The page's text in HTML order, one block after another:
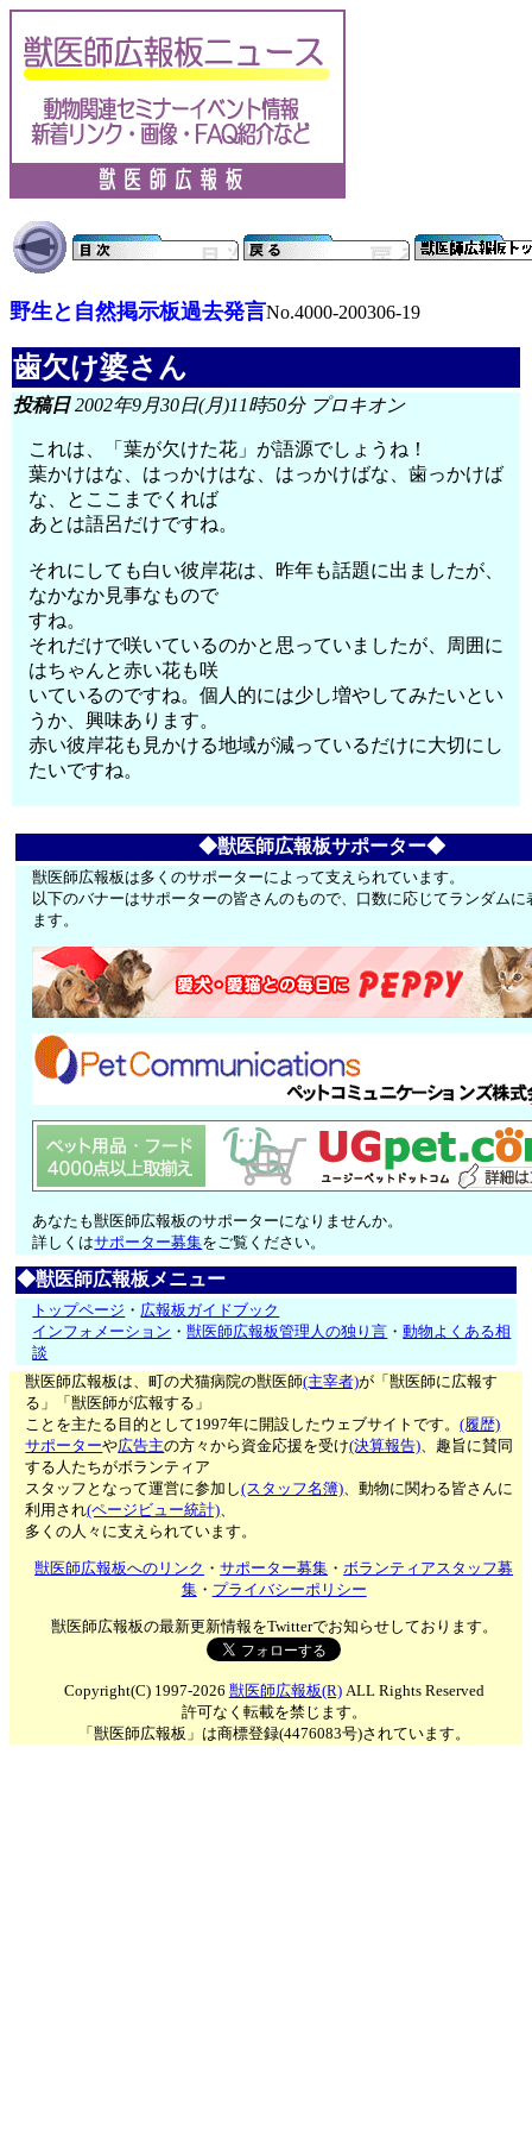
野生と自然掲示板過去発言No.4000-200306-19
歯欠け婆さん
投稿日2002年9月30日(月)11時50分 プロキオン
これは、「葉が欠けた花」が語源でしょうね！
葉かけはな、はっかけはな、はっかけばな、歯っかけば
な、とここまでくれば
あとは語呂だけですね。
それにしても白い彼岸花は、昨年も話題に出ましたが、
なかなか見事なもので
すね。
それだけで咲いているのかと思っていましたが、周囲に
はちゃんと赤い花も咲
いているのですね。個人的には少し増やしてみたいとい
うか、興味あります。
赤い彼岸花も見かける地域が減っているだけに大切にし
たいですね。
◆獣医師広報板サポーター◆
獣医師広報板は多くのサポーターによって支えられています。
以下のバナーはサポーターの皆さんのもので、口数に応じてランダムに
ます。
あなたも獣医師広報板のサポーターになりませんか。
詳しくはサポーター募集をご覧ください。
◆獣医師広報板メニュー
トップページ ・ 広報板ガイドブック
インフォメーション ・獣医師広報板管理人の独り言 ・動物よくある相
談
獣医師広報板は、町の犬猫病院の獣医師(主宰者)が「獣医師に広報す
る」「獣医師が広報する」
ことを主たる目的として1997年に開設したウェブサイトです。(履歴)
サポーターや広告主の方々から資金応援を受け(決算報告)、趣旨に賛同
する人たちがボランティア
スタッフとなって運営に参加し(スタッフ名簿)、動物に関わる皆さんに
利用され(ページビュー統計)、
多くの人々に支えられています。
獣医師広報板へのリンク ・サポーター募集 ・ボランティアスタッフ募
集・ プライバシーポリシー
獣医師広報板の最新更新情報をTwitterでお知らせしております。
Copyright(C) 1997-2026 獣医師広報板(R)ALL Rights Reserved
許可なく転載を禁じます。
「獣医師広報板」は商標登録(4476083号)されています。